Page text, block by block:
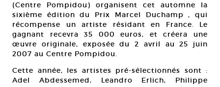
(Centre Pompidou) organisent cet automne la
sixième édition du Prix Marcel Duchamp , qui
récompense un artiste résidant en France. Le
gagnant recevra 35 000 euros, et créera une
œuvre originale, exposée du 2 avril au 25 juin
2007 au Centre Pompidou.
Cette année, les artistes pré-sélectionnés sont :
Adel Abdessemed, Leandro Erlich, Philippe